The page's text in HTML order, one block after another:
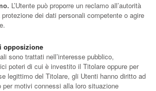
L’Utente può proporre un reclamo all’autorità
dei dati personali competente o agire
opposizione
sono trattati nell’interesse pubblico,
poteri di cui è investito il Titolare oppure per
legittimo del Titolare, gli Utenti hanno diritto ad
per motivi connessi alla loro situazione